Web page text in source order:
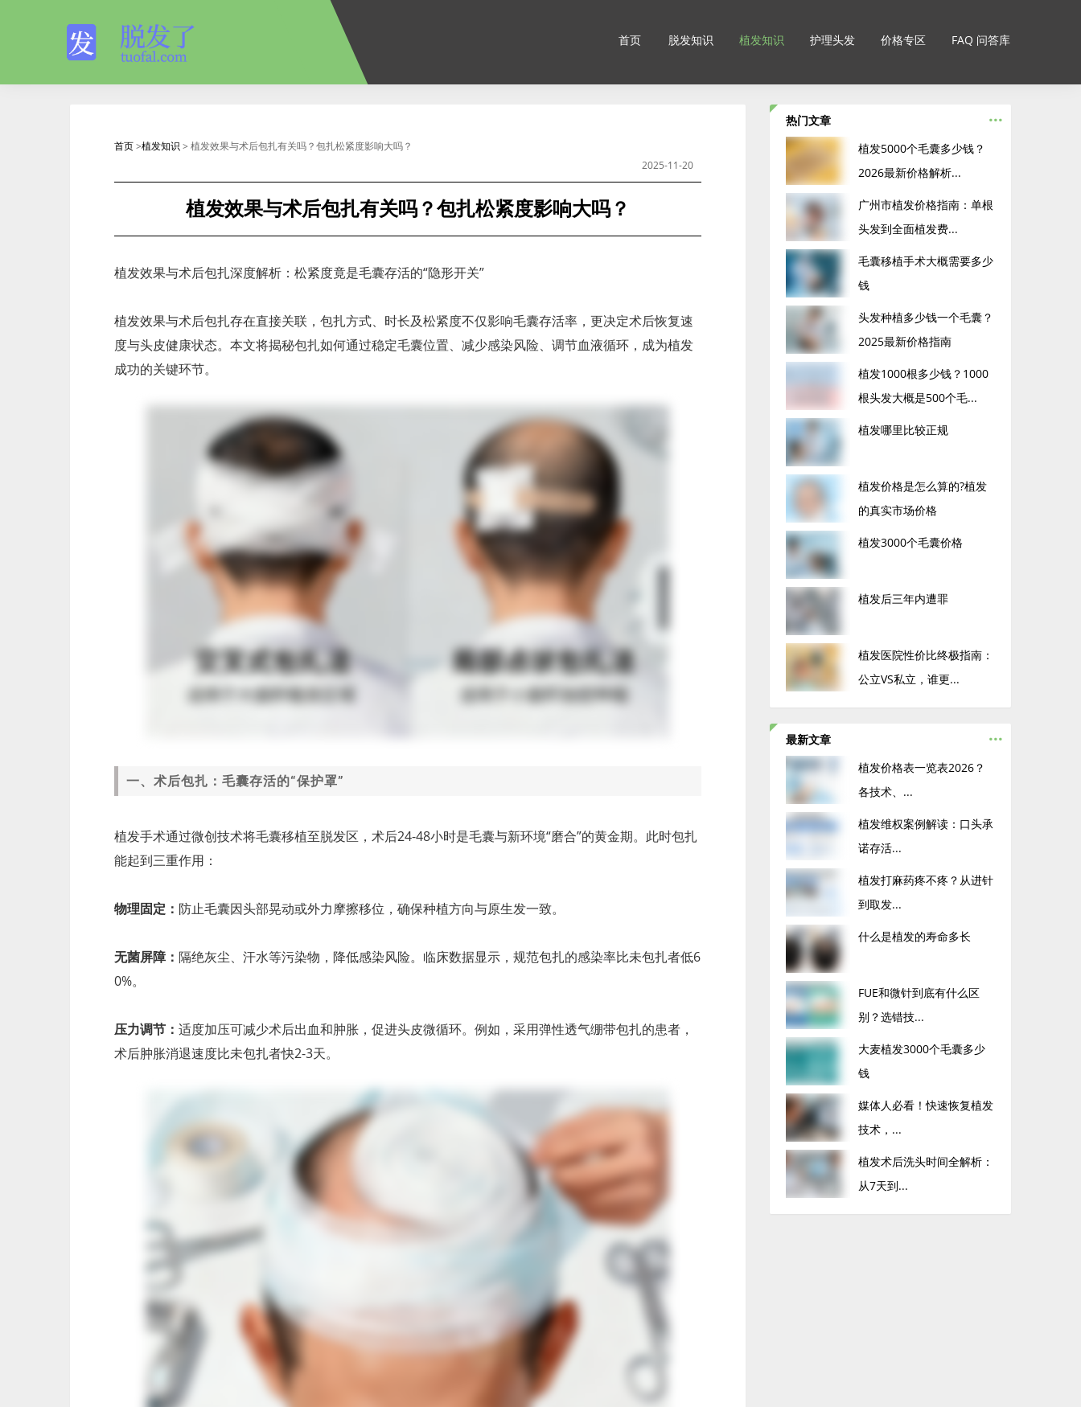
首页 脱发知识 植发知识 护理头发 价格专区 FAQ 问答库
首页>植发知识 > 植发效果与术后包扎有关吗？包扎松紧度影响大吗？
2025-11-20
植发效果与术后包扎有关吗？包扎松紧度影响大吗？
植发效果与术后包扎深度解析：松紧度竟是毛囊存活的“隐形开关”
植发效果与术后包扎存在直接关联，包扎方式、时长及松紧度不仅影响毛囊存活率，更决定术后恢复速
度与头皮健康状态。本文将揭秘包扎如何通过稳定毛囊位置、减少感染风险、调节血液循环，成为植发
成功的关键环节。
一、术后包扎：毛囊存活的“保护罩”
植发手术通过微创技术将毛囊移植至脱发区，术后24-48小时是毛囊与新环境“磨合”的黄金期。此时包扎
能起到三重作用：
物理固定： 防止毛囊因头部晃动或外力摩擦移位，确保种植方向与原生发一致。
无菌屏障： 隔绝灰尘、汗水等污染物，降低感染风险。临床数据显示，规范包扎的感染率比未包扎者低6
0%。
压力调节： 适度加压可减少术后出血和肿胀，促进头皮微循环。例如，采用弹性透气绷带包扎的患者，
术后肿胀消退速度比未包扎者快2-3天。
热门文章 ...
‌植发5000个毛囊多少钱？
2026最新价格解析...
广州市植发价格指南：单根
头发到全面植发费...
毛囊移植手术大概需要多少
钱
头发种植多少钱一个毛囊？
2025最新价格指南
植发1000根多少钱？1000
根头发大概是500个毛...
植发哪里比较正规
植发价格是怎么算的?植发
的真实市场价格
植发3000个毛囊价格
植发后三年内遭罪
植发医院性价比终极指南：
公立VS私立，谁更...
最新文章 ...
植发价格表一览表2026？
各技术、...
植发维权案例解读：口头承
诺存活...
植发打麻药疼不疼？从进针
到取发...
什么是植发的寿命多长
FUE和微针到底有什么区
别？选错技...
大麦植发3000个毛囊多少
钱
媒体人必看！快速恢复植发
技术，...
植发术后洗头时间全解析：
从7天到...